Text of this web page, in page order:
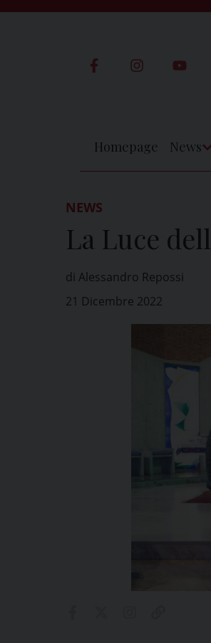
Homepage News
NEWS
La Luce
di Alessandro Repossi
21 Dicembre 2022